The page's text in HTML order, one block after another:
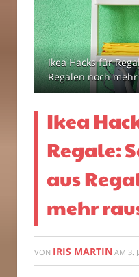
Ikea Hacks für
Regalen noch
Ikea
Regale:
aus
mehr
VON IRIS MARTIN AM 3.